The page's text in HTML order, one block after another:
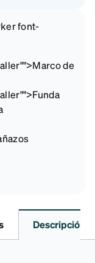
font-
Marco de
Funda
Descripción